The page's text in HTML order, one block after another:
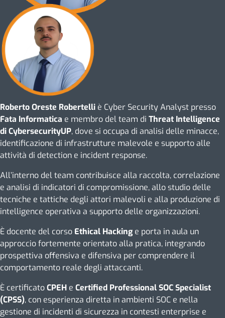
Roberto Oreste Robertelli è Cyber Security Analyst presso
Fata Informatica e membro del team di Threat Intelligence
di CybersecurityUP, dove si occupa di analisi delle minacce,
identificazione di infrastrutture malevole e supporto alle
attività di detection e incident response.
All’interno del team contribuisce alla raccolta, correlazione
e analisi di indicatori di compromissione, allo studio delle
tecniche e tattiche degli attori malevoli e alla produzione di
intelligence operativa a supporto delle organizzazioni.
È docente del corso Ethical Hacking e porta in aula un
approccio fortemente orientato alla pratica, integrando
prospettiva offensiva e difensiva per comprendere il
comportamento reale degli attaccanti.
È certificatoCPEH e Certified Professional SOC Specialist
(CPSS), con esperienza diretta in ambienti SOC e nella
gestione di incidenti di sicurezza in contesti enterprise e